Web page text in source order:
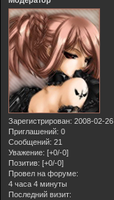
Зарегистрирован: 2008-02-26
Приглашений: 0
Сообщений: 21
Уважение: [+0/-0]
Позитив: [+0/-0]
Провел на форуме:
4 часа 4 минуты
Последний визит: